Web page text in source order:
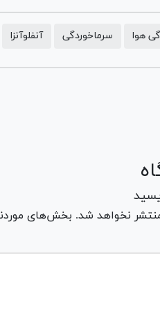
هوا سرماخوردگی آنفلوآنزا
نخواهد شد. بخش‌های